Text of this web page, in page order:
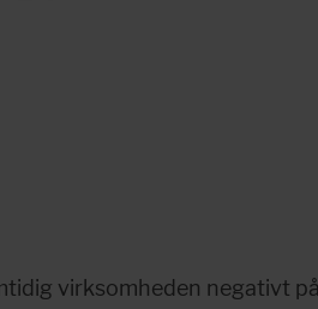
virksomheden negativt